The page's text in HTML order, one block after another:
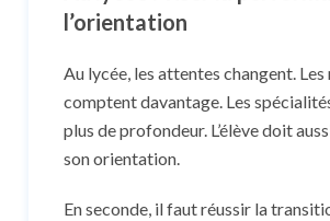
l’orientation
Au lycée, les attentes changent. Les
comptent davantage. Les
plus de profondeur. L’élève doit
son orientation.
En seconde, il faut réussir la